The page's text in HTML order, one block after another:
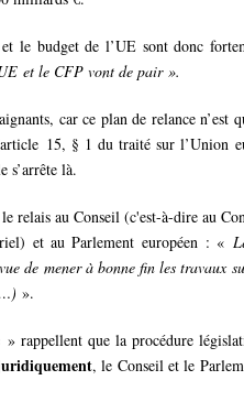
le budget de l’UE sont donc
et le CFP vont de pair ».
car ce plan de relance n’est
15, § 1 du traité sur l’Union
s’arrête là.
relais au Conseil (c'est-à-dire au
et au Parlement européen : «
de mener à bonne fin les travaux
».
rappellent que la procédure
, le Conseil et le